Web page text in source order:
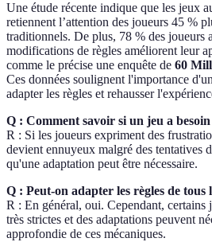
Une étude récente indique que les jeux
retiennent l’attention des joueurs 45 %
traditionnels. De plus, 78 % des joueurs
modifications de règles améliorent leur
comme le précise une enquête de 60
Ces données soulignent l'importance
adapter les règles et rehausser
Q : Comment savoir si un jeu a
R : Si les joueurs expriment des
devient ennuyeux malgré des tentatives
qu'une adaptation peut être nécessaire.
Q : Peut-on adapter les règles de tous
R : En général, oui. Cependant, certains
très strictes et des adaptations peuvent
approfondie de ces mécaniques.